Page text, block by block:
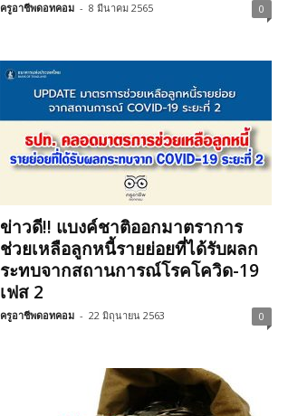
ครูอาชีพดอทคอม - 8 มีนาคม 2565 0
ข่าวดี!! แบงค์ชาติออกมาตราการ
ช่วยเหลือลูกหนี้รายย่อยที่ได้รับผลก
ระทบจากสถานการณ์โรคโควิด-19
เฟส 2
ครูอาชีพดอทคอม - 22 มิถุนายน 2563 0